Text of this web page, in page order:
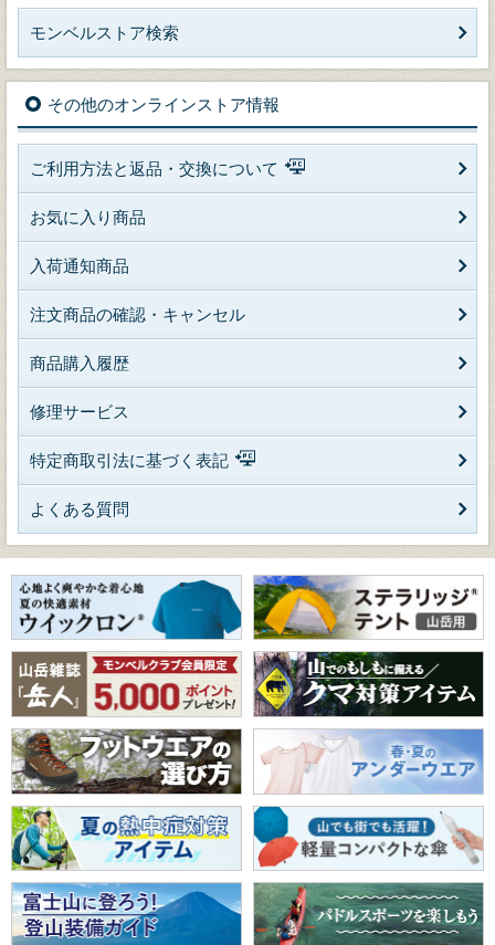
モンベルストア検索
その他のオンラインストア情報
ご利用方法と返品・交換について
お気に入り商品
入荷通知商品
注文商品の確認・キャンセル
商品購入履歴
修理サービス
特定商取引法に基づく表記
よくある質問